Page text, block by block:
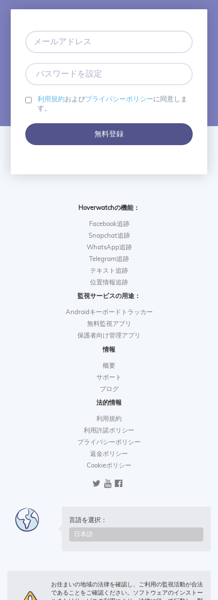
ア
レ
ス
ー
定
利用規約およびプライバシーポリシーに同意しま
す。
無料登録
Hoverwatchの機能：
Facebook追跡
Snapchat追跡
WhatsApp追跡
Telegram追跡
テキスト追跡
位置情報追跡
監視サービスの用途：
Androidキーボードトラッカー
無料監視アプリ
保護者向け管理アプリ
情報
概要
サポート
ブログ
法的情報
利用規約
利用許諾ポリシー
プライバシーポリシー
返金ポリシー
Cookieポリシー
言語を選択：
お住まいの地域の法律を確認し、ご利用の監視活動が合法
であることをご確認ください。ソフトウェアのインストー